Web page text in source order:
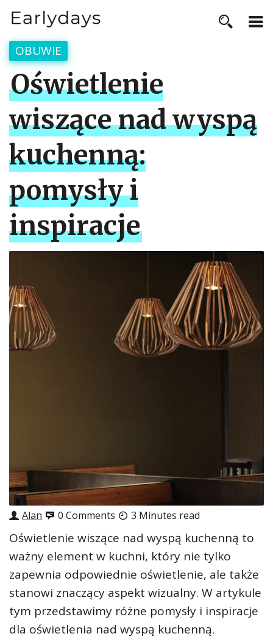
OBUWIE
Oświetlenie
wiszące nad wyspą
kuchenną:
pomysły i
inspiracje
Alan 0 Comments 3 Minutes read
Oświetlenie wiszące nad wyspą kuchenną to
ważny element w kuchni, który nie tylko
zapewnia odpowiednie oświetlenie, ale także
stanowi znaczący aspekt wizualny. W artykule
tym przedstawimy różne pomysły i inspiracje
dla oświetlenia nad wyspą kuchenną.